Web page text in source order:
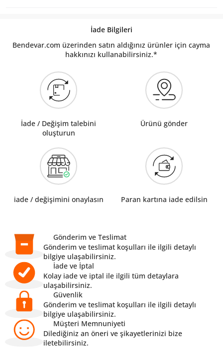
İade Bilgileri
Bendevar.com üzerinden satın aldığınız ürünler için cayma
hakkınızı kullanabilirsiniz.*
İade / Değişim talebini
oluşturun
Ürünü gönder
iade / değişimini onaylasın Paran kartına iade edilsin
Gönderim ve Teslimat
Gönderim ve teslimat koşulları ile ilgili detaylı
bilgiye ulaşabilirsiniz.
İade ve İptal
Kolay iade ve iptal ile ilgili tüm detaylara
ulaşabilirsiniz.
Güvenlik
Gönderim ve teslimat koşulları ile ilgili detaylı
bilgiye ulaşabilirsiniz.
Müşteri Memnuniyeti
Dilediğiniz an öneri ve şikayetlerinizi bize
iletebilirsiniz.